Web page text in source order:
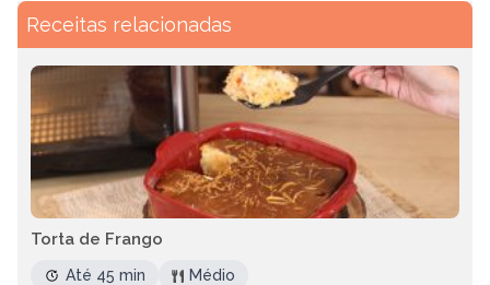
Receitas relacionadas
Torta de Frango
Até 45 min Médio